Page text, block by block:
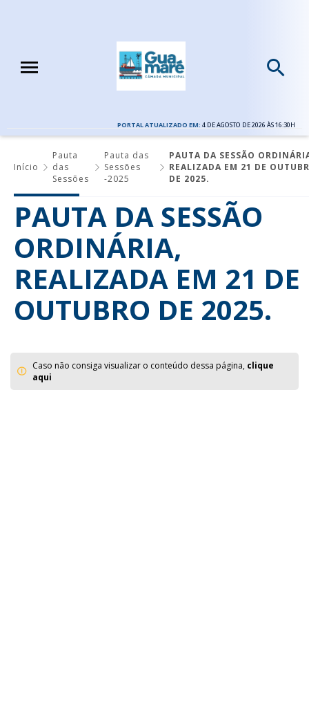
PORTAL ATUALIZADO EM: 4 DE AGOSTO DE 2026 ÀS 16:30H
Início
Pauta
das
Sessões
Pauta das
Sessões
-2025
PAUTA DA SESSÃO
REALIZADA EM 21 DE
DE 2025.
PAUTA DA SESSÃO
ORDINÁRIA,
REALIZADA EM 21 DE
OUTUBRO DE 2025.
Caso não consiga visualizar o conteúdo dessa página, clique
aqui